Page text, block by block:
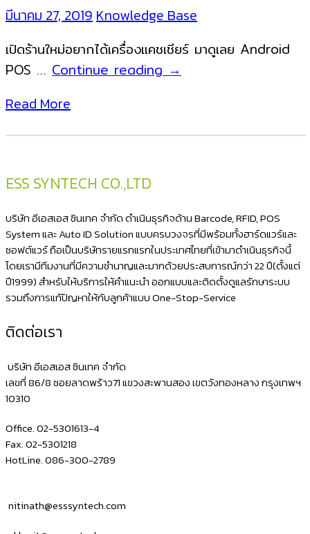
ร้าน
มีนาคม 27, 2019Knowledge Base
เปิดร้านใหม่อยากได้เครื่องแคชเชียร์ มาดูเลย Android
POS … Continue readingNITA
POS
LOYVERSE
POS
→
Read More
ESS SYNTECH CO.,LTD
บริษัท อีเอสเอส ซินเทค จำกัด ดำเนินธุรกิจด้าน Barcode, RFID, POS
System และ Auto ID Solution แบบครบวงจรที่มีพร้อมทั้งฮาร์ดแวร์และ
ซอฟต์แวร์ ถือเป็นบริษัทรายแรกแรกในประเทศไทยที่เข้ามาดำเนินธุรกิจนี้
โดยเรามีทีมงานที่มีความชำนาญและมากด้วยประสบการณ์กว่า 22 ปี(ตั้งแต่
ปี1999) สำหรับให้บริการให้คำแนะนำ ออกแบบและติดตั้งดูแลรักษาระบบ
รวมถึงการแก้ปัญหาให้กับลูกค้าแบบ One-Stop-Service
ติดต่อเรา
บริษัท อีเอสเอส ซินเทค จำกัด
เลขที่ 86/8 ซอยลาดพร้าว71 แขวงสะพานสอง เขตวังทองหลาง กรุงเทพฯ
10310
Office. 02-5301613-4
Fax. 02-5301218
HotLine. 086-300-2789
nitinath@esssyntech.com